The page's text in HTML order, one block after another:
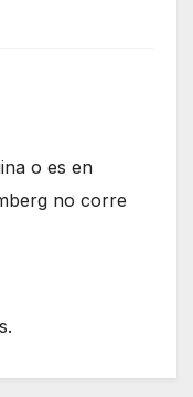
o es en
no corre